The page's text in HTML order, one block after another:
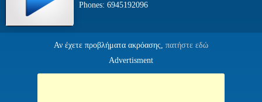
Phones: 6945192096
Αν έχετε προβλήματα ακρόασης, πατήστε εδώ
Advertisment